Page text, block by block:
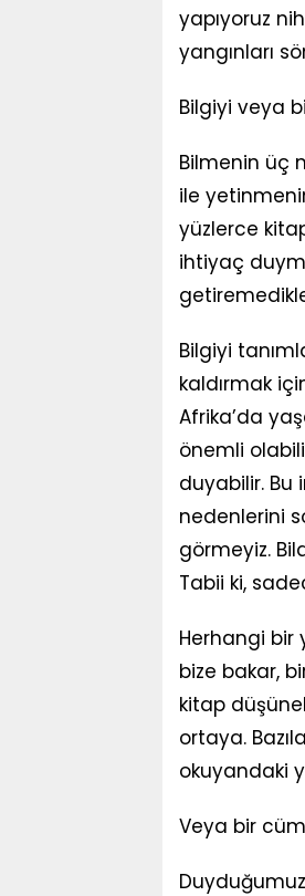
yapıyoruz
yangınları
Bilgiyi veya
Bilmenin üç
ile
yüzlerce
ihtiyaç
Bilgiyi
kaldırmak
Afrika’da
önemli
duyabilir. Bu
nedenlerini
görmeyiz.
Tabii ki,
Herhangi bir
bize bakar,
kitap
ortaya.
okuyandaki
Veya bir